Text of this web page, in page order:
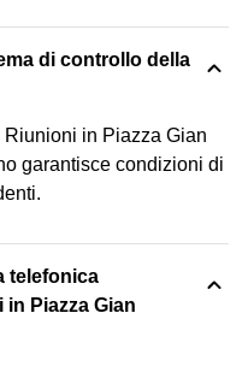
di controllo della
in Piazza Gian
garantisce condizioni di
telefonica
Piazza Gian